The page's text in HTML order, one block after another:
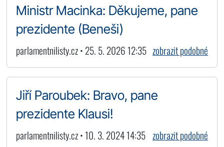
Ministr Macinka: Děkujeme, pane
prezidente (Beneši)
parlamentnilisty.cz • 25. 5. 2026 12:35 zobrazit podobné
Jiří Paroubek: Bravo, pane
prezidente Klausi!
parlamentnilisty.cz • 10. 3. 2024 14:35 zobrazit podobné